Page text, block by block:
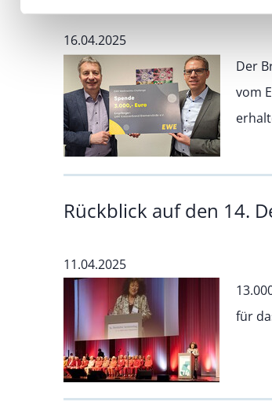
16.04.2025
Der
vom
Rückblick auf den 14.
11.04.2025
für